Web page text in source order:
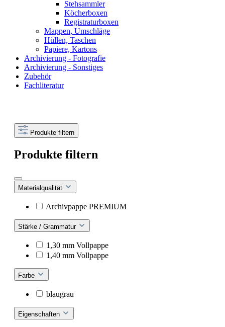
Stehsammler
Köcherboxen
Registraturboxen
Mappen, Umschläge
Hüllen, Taschen
Papiere, Kartons
Archivierung - Fotografie
Archivierung - Sonstiges
Zubehör
Fachliteratur
Produkte filtern
Produkte filtern
Materialqualität
Archivpappe PREMIUM
Stärke / Grammatur
1,30 mm Vollpappe
1,40 mm Vollpappe
Farbe
blaugrau
Eigenschaften